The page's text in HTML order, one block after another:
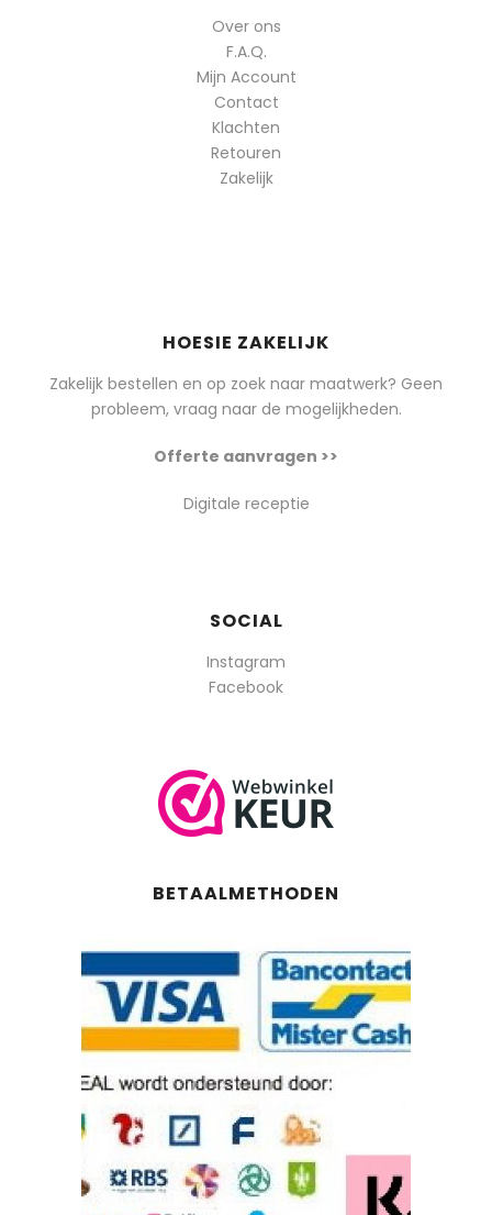
Over ons
F.A.Q.
Mijn Account
Contact
Klachten
Retouren
Zakelijk
HOESIE ZAKELIJK
Zakelijk bestellen en op zoek naar maatwerk? Geen
probleem, vraag naar de mogelijkheden.
Offerte aanvragen >>
Digitale receptie
SOCIAL
Instagram
Facebook
BETAALMETHODEN